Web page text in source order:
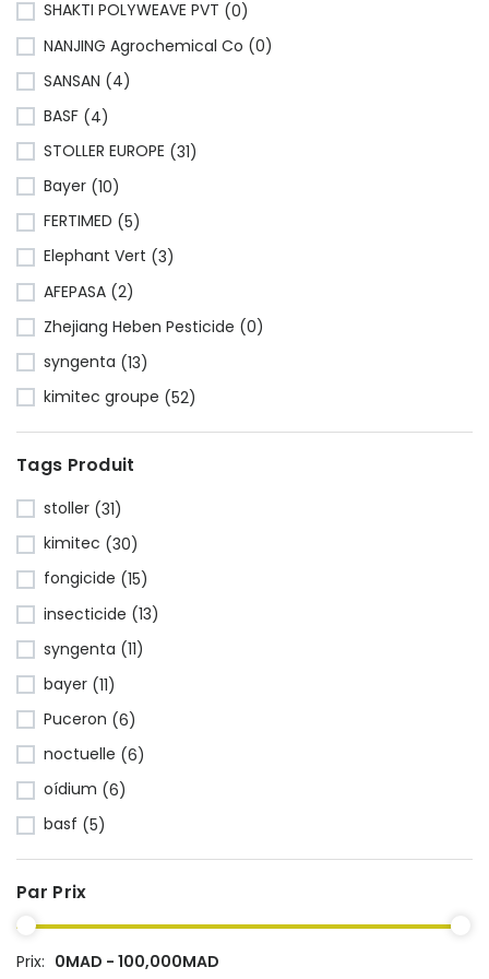
SHAKTI POLYWEAVE PVT (0)
NANJING Agrochemical Co (0)
SANSAN (4)
BASF (4)
STOLLER EUROPE (31)
Bayer (10)
FERTIMED (5)
Elephant Vert (3)
AFEPASA (2)
Zhejiang Heben Pesticide (0)
syngenta (13)
kimitec groupe (52)
Tags Produit
stoller (31)
kimitec (30)
fongicide (15)
insecticide (13)
syngenta (11)
bayer (11)
Puceron (6)
noctuelle (6)
oídium (6)
basf (5)
Par Prix
Prix: 0MAD - 100,000MAD